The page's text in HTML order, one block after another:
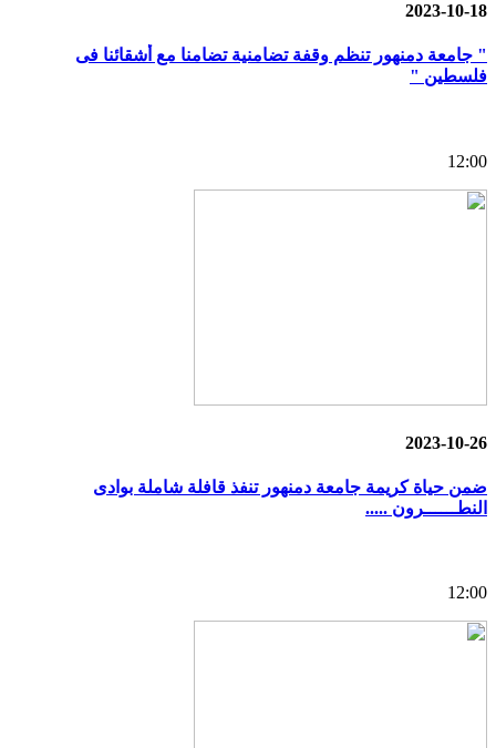
2023-10-18
" جامعة دمنهور تنظم وقفة تضامنية تضامنا مع أشقائنا فى
فلسطين "
12:00
2023-10-26
ضمن حياة كريمة جامعة دمنهور تنفذ قافلة شاملة بوادى
النطــــــرون .....
12:00